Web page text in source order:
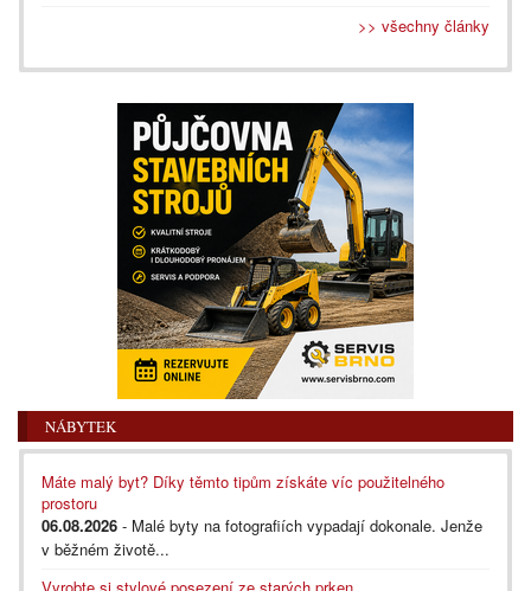
>> všechny články
NÁBYTEK
Máte malý byt? Díky těmto tipům získáte víc použitelného
prostoru
06.08.2026 - Malé byty na fotografiích vypadají dokonale. Jenže
v běžném životě...